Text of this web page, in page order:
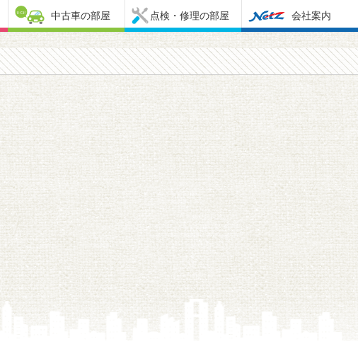
中古車の部屋 点検・修理の部屋 会社案内